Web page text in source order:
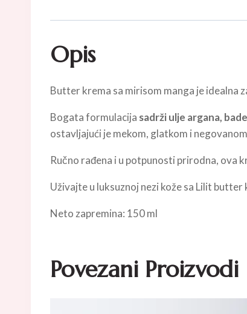
Opis
Butter krema sa mirisom manga je idealna
Bogata formulacija sadrži ulje argana,
ostavljajući je mekom, glatkom i
Ručno rađena i u potpunosti prirodna, ova
Uživajte u luksuznoj nezi kože sa Lilit
Neto zapremina: 150 ml
Povezani Proizvodi